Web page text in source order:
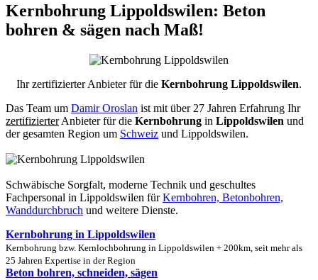
Kernbohrung Lippoldswilen: Beton
bohren & sägen nach Maß!
Ihr zertifizierter Anbieter für die Kernbohrung Lippoldswilen.
Das Team um Damir Oroslan ist mit über 27 Jahren Erfahrung Ihr
zertifizierterAnbieter für die Kernbohrung in Lippoldswilen und
der gesamten Region um Schweiz und Lippoldswilen.
Schwäbische Sorgfalt, moderne Technik und geschultes
Fachpersonal in Lippoldswilen fürKernbohren, Betonbohren,
Wanddurchbruch und weitere Dienste.
Kernbohrung in Lippoldswilen
Kernbohrung bzw. Kernlochbohrung in Lippoldswilen + 200km, seit mehr als
25 Jahren Expertise in der Region
Beton bohren, schneiden, sägen